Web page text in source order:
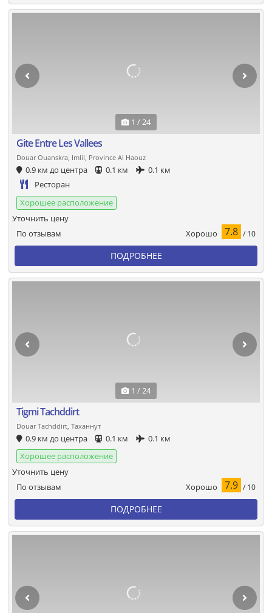
1 / 24
Gite Entre Les Vallees
Douar Ouanskra, Imlil, Province Al Haouz
0.9 км до центра 0.1 км
0.1 км
Ресторан
Хорошее расположение
По отзывам Хорошо 7.8 / 10
Уточнить цену
ПОДРОБНЕЕ
1 / 24
Tigmi Tachddirt
Douar Tachddirt, Таханнут
0.9 км до центра 0.1 км
0.1 км
Хорошее расположение
По отзывам Хорошо 7.9 / 10
Уточнить цену
ПОДРОБНЕЕ